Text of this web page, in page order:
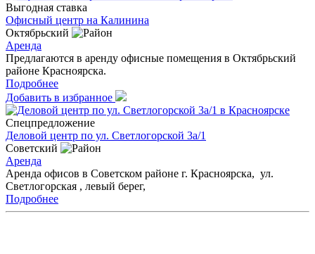
Выгодная ставка
Офисный центр на Калинина
Октябрьский
Аренда
Предлагаются в аренду офисные помещения в Октябрьский
районе Красноярска.
Подробнее
Добавить в избранное
Спецпредложение
Деловой центр по ул. Светлогорской 3а/1
Советский
Аренда
Аренда офисов в Советском районе г. Красноярска, ул.
Светлогорская , левый берег,
Подробнее